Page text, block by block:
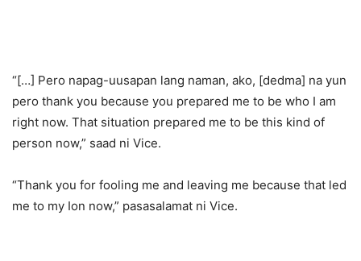
“[…] Pero napag-uusapan lang naman, ako, [dedma] na yun
pero thank you because you prepared me to be who I am
right now. That situation prepared me to be this kind of
person now,” saad ni Vice.
“Thank you for fooling me and leaving me because that led
me to my Ion now,” pasasalamat ni Vice.